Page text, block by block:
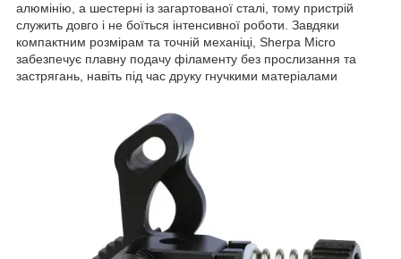
алюмінію, а шестерні із загартованої сталі, тому пристрій
служить довго і не боїться інтенсивної роботи. Завдяки
компактним розмірам та точній механіці, Sherpa Micro
забезпечує плавну подачу філаменту без прослизання та
застрягань, навіть під час друку гнучкими матеріалами